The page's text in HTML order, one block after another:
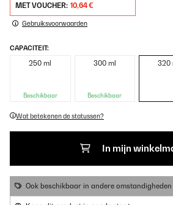
MET VOUCHER: 10,64 €
Gebruiksvoorwaarden
CAPACITEIT:
250 ml
Beschikbaar
300 ml
Beschikbaar
320
Wat betekenen de statussen?
In mijn
Ook beschikbaar in andere omstandigheden